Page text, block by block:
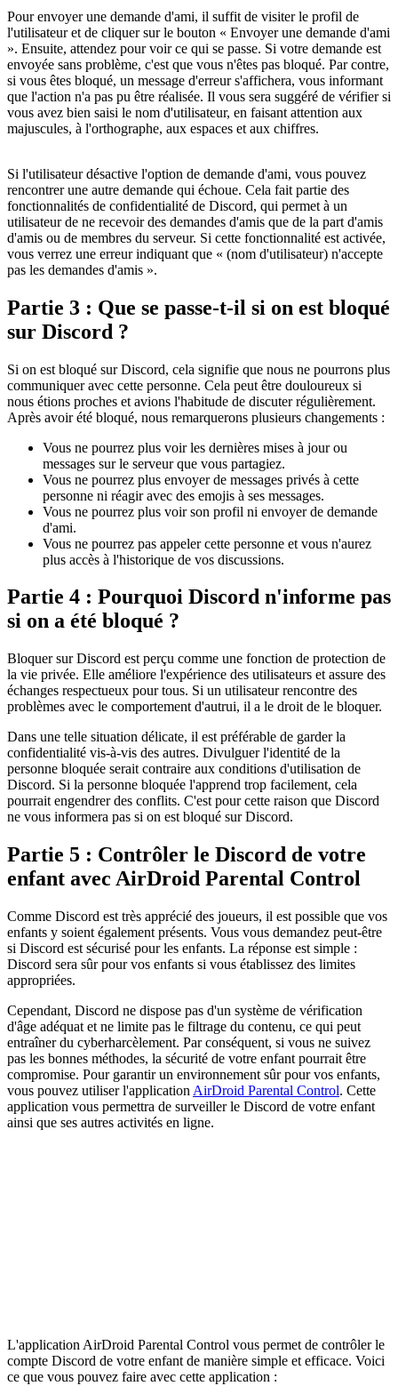
Pour envoyer une demande d'ami, il suffit de visiter le profil de
l'utilisateur et de cliquer sur le bouton « Envoyer une demande d'ami
». Ensuite, attendez pour voir ce qui se passe. Si votre demande est
envoyée sans problème, c'est que vous n'êtes pas bloqué. Par contre,
si vous êtes bloqué, un message d'erreur s'affichera, vous informant
que l'action n'a pas pu être réalisée. Il vous sera suggéré de vérifier si
vous avez bien saisi le nom d'utilisateur, en faisant attention aux
majuscules, à l'orthographe, aux espaces et aux chiffres.
Si l'utilisateur désactive l'option de demande d'ami, vous pouvez
rencontrer une autre demande qui échoue. Cela fait partie des
fonctionnalités de confidentialité de Discord, qui permet à un
utilisateur de ne recevoir des demandes d'amis que de la part d'amis
d'amis ou de membres du serveur. Si cette fonctionnalité est activée,
vous verrez une erreur indiquant que « (nom d'utilisateur) n'accepte
pas les demandes d'amis ».
Partie 3 : Que se passe-t-il si on est bloqué
sur Discord ?
Si on est bloqué sur Discord, cela signifie que nous ne pourrons plus
communiquer avec cette personne. Cela peut être douloureux si
nous étions proches et avions l'habitude de discuter régulièrement.
Après avoir été bloqué, nous remarquerons plusieurs changements :
Vous ne pourrez plus voir les dernières mises à jour ou
messages sur le serveur que vous partagiez.
Vous ne pourrez plus envoyer de messages privés à cette
personne ni réagir avec des emojis à ses messages.
Vous ne pourrez plus voir son profil ni envoyer de demande
d'ami.
Vous ne pourrez pas appeler cette personne et vous n'aurez
plus accès à l'historique de vos discussions.
Partie 4 : Pourquoi Discord n'informe pas
si on a été bloqué ?
Bloquer sur Discord est perçu comme une fonction de protection de
la vie privée. Elle améliore l'expérience des utilisateurs et assure des
échanges respectueux pour tous. Si un utilisateur rencontre des
problèmes avec le comportement d'autrui, il a le droit de le bloquer.
Dans une telle situation délicate, il est préférable de garder la
confidentialité vis-à-vis des autres. Divulguer l'identité de la
personne bloquée serait contraire aux conditions d'utilisation de
Discord. Si la personne bloquée l'apprend trop facilement, cela
pourrait engendrer des conflits. C'est pour cette raison que Discord
ne vous informera pas si on est bloqué sur Discord.
Partie 5 : Contrôler le Discord de votre
enfant avec AirDroid Parental Control
Comme Discord est très apprécié des joueurs, il est possible que vos
enfants y soient également présents. Vous vous demandez peut-être
si Discord est sécurisé pour les enfants. La réponse est simple :
Discord sera sûr pour vos enfants si vous établissez des limites
appropriées.
Cependant, Discord ne dispose pas d'un système de vérification
d'âge adéquat et ne limite pas le filtrage du contenu, ce qui peut
entraîner du cyberharcèlement. Par conséquent, si vous ne suivez
pas les bonnes méthodes, la sécurité de votre enfant pourrait être
compromise. Pour garantir un environnement sûr pour vos enfants,
vous pouvez utiliser l'application AirDroid Parental Control. Cette
application vous permettra de surveiller le Discord de votre enfant
ainsi que ses autres activités en ligne.
L'application AirDroid Parental Control vous permet de contrôler le
compte Discord de votre enfant de manière simple et efficace. Voici
ce que vous pouvez faire avec cette application :